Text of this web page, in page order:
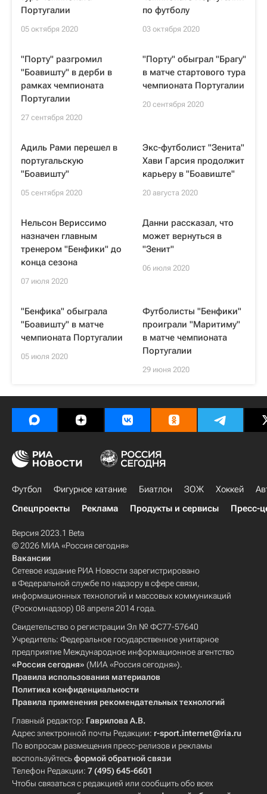
Португалии
05 октября 2020
по футболу
03 октября 2020
"Порту" разгромил
"Боавишту" в дерби в
рамках чемпионата
Португалии
27 сентября 2020
"Порту" обыграл "Брагу"
в матче стартового тура
чемпионата Португалии
20 сентября 2020
Адиль Рами перешел в
португальскую
"Боавишту"
05 сентября 2020
Экс-футболист "Зенита"
Хави Гарсия продолжит
карьеру в "Боавиште"
20 августа 2020
Нельсон Вериссимо
назначен главным
тренером "Бенфики" до
конца сезона
07 июля 2020
Данни рассказал, что
может вернуться в
"Зенит"
06 июля 2020
"Бенфика" обыграла
"Боавишту" в матче
чемпионата Португалии
05 июля 2020
Футболисты "Бенфики"
проиграли "Маритиму"
в матче чемпионата
Португалии
29 июня 2020
Футбол Фигурное катание Биатлон ЗОЖ Хоккей
Спецпроекты
Реклама Продукты и сервисы Пресс-
Версия 2023.1 Beta
© 2026 МИА «Россия сегодня»
Вакансии
Сетевое издание РИА Новости зарегистрировано
в Федеральной службе по надзору в сфере связи,
информационных технологий и массовых коммуникаций
(Роскомнадзор) 08 апреля 2014 года.
Свидетельство о регистрации Эл № ФС77-57640
Учредитель: Федеральное государственное унитарное
предприятие Международное информационное агентство
«Россия сегодня» (МИА «Россия сегодня»).
Правила использования материалов
Политика конфиденциальности
Правила применения рекомендательных технологий
Главный редактор: Гаврилова А.В.
Адрес электронной почты Редакции: r-sport.internet@ria.ru
По вопросам размещения пресс-релизов и рекламы
воспользуйтесьформой обратной связи
Телефон Редакции: 7 (495) 645-6601
Чтобы связаться с редакцией или сообщить обо всех